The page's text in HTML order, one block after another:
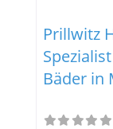
Prillwitz
Bäder in